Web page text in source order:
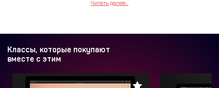
Читать далее...
Классы, которые покупают
вместе с этим